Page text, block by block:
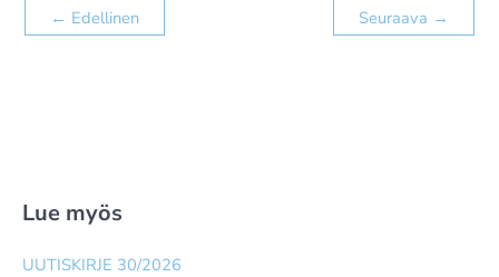
← Edellinen Seuraava →
Lue myös
UUTISKIRJE 30/2026